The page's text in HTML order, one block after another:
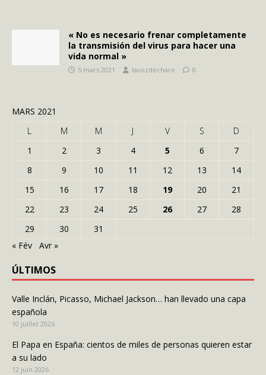
« No es necesario frenar completamente
la transmisión del virus para hacer una
vida normal »
5 mars 2021 lavozdecharo 0
MARS 2021
L
M M J V S
D
1
2 3 4 5 6
7
8
9 10 11 12 13
14
15
16 17 18 19 20
21
22
23 24 25 26 27
28
29
30
31
« Fév
Avr »
ÚLTIMOS
Valle Inclán, Picasso, Michael Jackson… han llevado una capa
española
10 juillet 2026
El Papa en España: cientos de miles de personas quieren estar
a su lado
12 juin 2026